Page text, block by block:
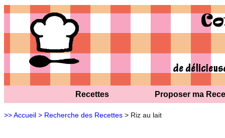
Recettes Proposer ma
>> Accueil > Recherche des Recettes > Riz au lait